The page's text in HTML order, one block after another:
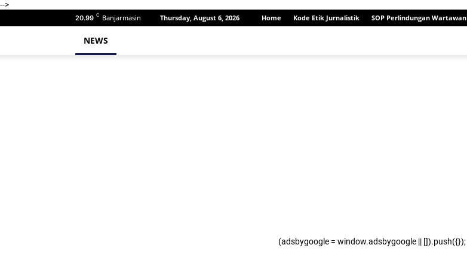
-->
20.99 C Banjarmasin Thursday, August 6, 2026 Home Kode Etik Jurnalistik SOP Perlindungan Wartawan
NEWS
(adsbygoogle = window.adsbygoogle || []).push({});